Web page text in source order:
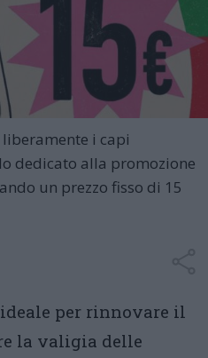
i capi
dedicato alla promozione
un prezzo fisso di 15
ideale per rinnovare il
la valigia delle